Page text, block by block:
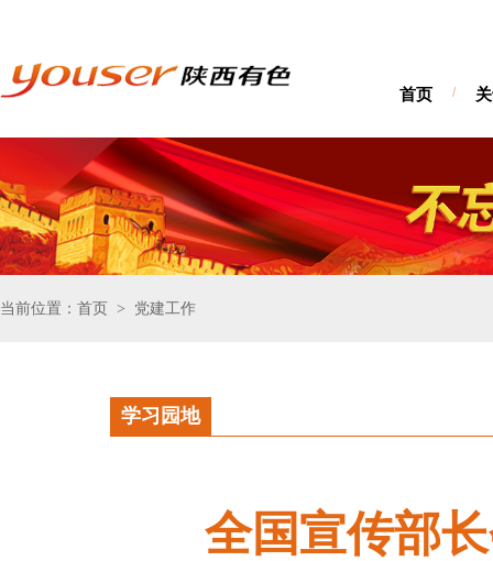
首页 /
当前位置：首页 > 党建工作
学习园地
全国宣传部